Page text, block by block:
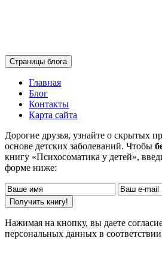
Страницы блога
Главная
Блог
Контакты
Карта сайта
Дорогие друзья, узнайте о скрытых
основе детских заболеваний. Чтобы
книгу «Психосоматика у детей»,
форме ниже:
Нажимая на кнопку, вы даете
персональных данных в